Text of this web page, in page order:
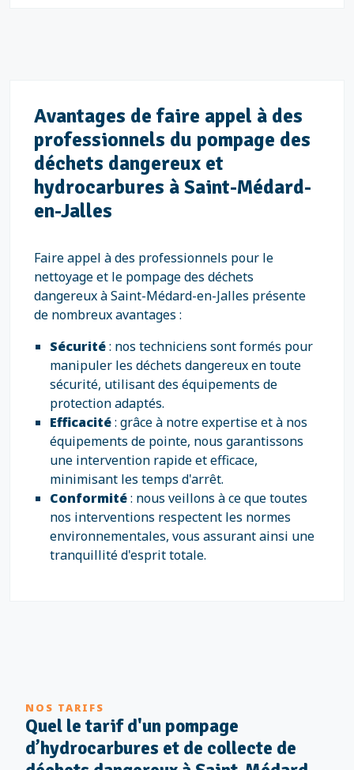
Avantages de faire appel à des
professionnels du pompage des
déchets dangereux et
hydrocarbures à Saint-Médard-
en-Jalles
Faire appel à des professionnels pour le
nettoyage et le pompage des déchets
dangereux à Saint-Médard-en-Jalles présente
de nombreux avantages :
Sécurité: nos techniciens sont formés pour
manipuler les déchets dangereux en toute
sécurité, utilisant des équipements de
protection adaptés.
Efficacité: grâce à notre expertise et à nos
équipements de pointe, nous garantissons
une intervention rapide et efficace,
minimisant les temps d'arrêt.
Conformité: nous veillons à ce que toutes
nos interventions respectent les normes
environnementales, vous assurant ainsi une
tranquillité d'esprit totale.
NOS TARIFS
Quel le tarif d'un pompage
d’hydrocarbures et de collecte de